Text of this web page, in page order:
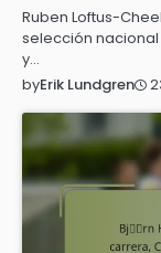
Ruben Loftus-
selección
y…
byErik Lundgren